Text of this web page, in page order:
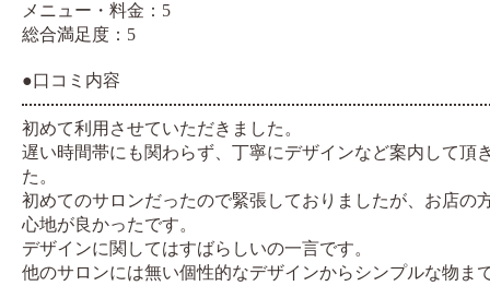
メニュー・料金：5
総合満足度：5
●口コミ内容
初めて利用させていただきました。
遅い時間帯にも関わらず、丁寧にデザインなど案内して頂
た。
初めてのサロンだったので緊張しておりましたが、お店の
心地が良かったです。
デザインに関してはすばらしいの一言です。
他のサロンには無い個性的なデザインからシンプルな物ま